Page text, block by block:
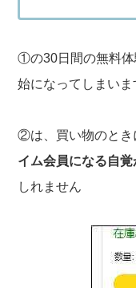
①の30日間の無料体
始になってしまいま
②は、買い物のとき
イム会員になる自覚
しれません